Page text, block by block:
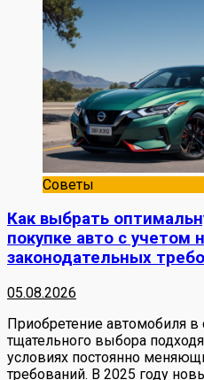
Советы
Как выбрать
покупке авто с учетом
законодательных
05.08.2026
Приобретение автомобиля
тщательного выбора
условиях постоянно
требований. В 2025 году